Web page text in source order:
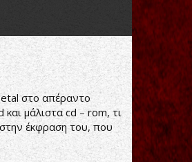
στο απέραντο
μάλιστα cd – rom, τι
έκφραση του, που